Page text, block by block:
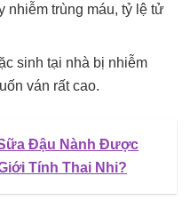
nhiễm trùng máu, tỷ lệ tử
sinh tại nhà bị nhiễm
ván rất cao.
Đậu Nành Được
Tính Thai Nhi?